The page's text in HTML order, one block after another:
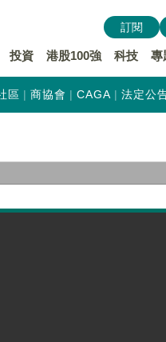
投資 港股100強 科技 專
訂閱
區 商協會 CAGA 法定公